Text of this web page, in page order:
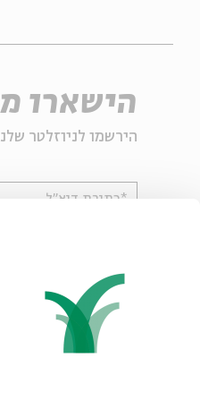
הישארו
הירשמו לניוזלטר
*כתובת דוא"ל